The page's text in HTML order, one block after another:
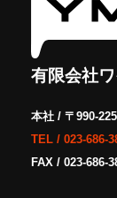
有限会社
本社 / 〒990-
TEL / 023-686-
FAX / 023-686-